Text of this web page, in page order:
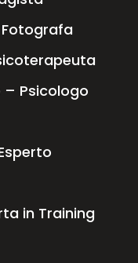
– Psicologo
in Training